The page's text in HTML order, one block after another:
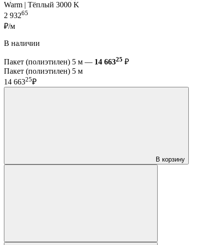
Warm | Тёплый 3000 K
2 93265
₽/м
В наличии
Пакет (полиэтилен) 5 м — 14 66325 ₽
Пакет (полиэтилен) 5 м
14 66325₽
В корзину